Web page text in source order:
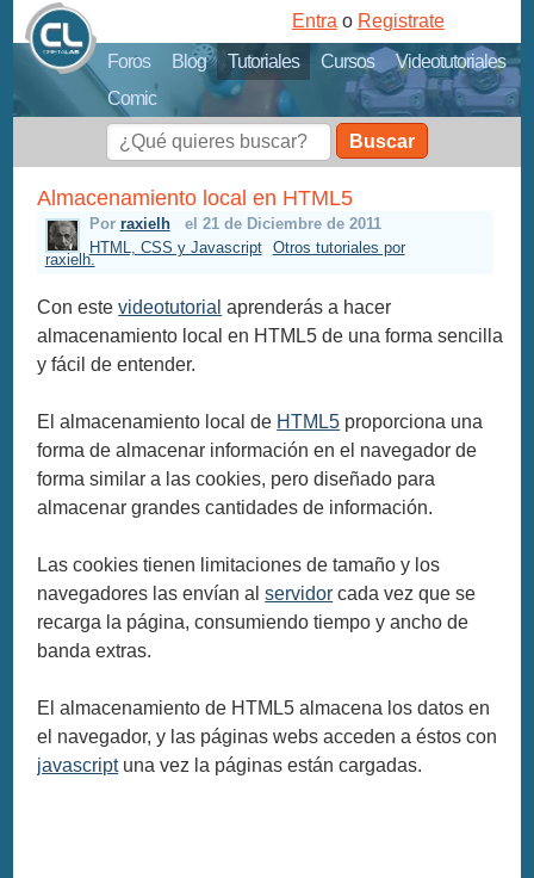
Foros Blog Tutoriales Cursos
Videotutoriales
Comic
Entra o Registrate
Buscar
Almacenamiento local en HTML5
Por raxielh
el 21 de Diciembre de 2011
HTML, CSS y Javascript
Otros tutoriales por
raxielh.
Con estevideotutorial aprenderás a hacer
almacenamiento local en HTML5 de una forma sencilla
y fácil de entender.
El almacenamiento local de HTML5 proporciona una
forma de almacenar información en el navegador de
forma similar a las cookies, pero diseñado para
almacenar grandes cantidades de información.
Las cookies tienen limitaciones de tamaño y los
navegadores las envían alservidor cada vez que se
recarga la página, consumiendo tiempo y ancho de
banda extras.
El almacenamiento de HTML5 almacena los datos en
el navegador, y las páginas webs acceden a éstos con
javascriptuna vez la páginas están cargadas.